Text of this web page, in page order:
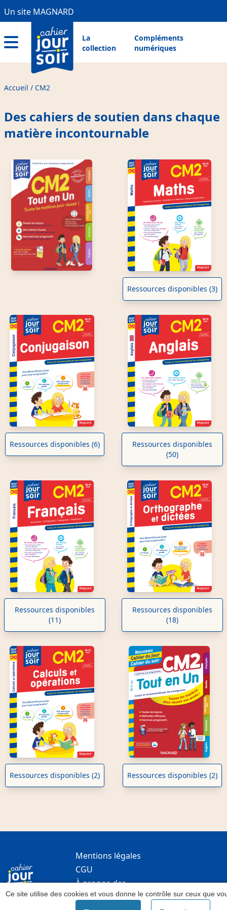
Aller
au
principal
Menu
Pre
Header
Un site MAGNARD
Menu
hamburger
Menu
principal
La
collection
Compléments
numériques
d'Ariane
Accueil CM2
Des cahiers de soutien dans chaque
matière incontournable
Ressources disponibles (3)
Ressources disponibles (6)
Ressources disponibles
(50)
Ressources disponibles
(11)
Ressources disponibles
(18)
Ressources disponibles (2) Ressources disponibles (2)
Pied
de
page
Mentions légales
CGU
À propos des
cookies
Ce site utilise des cookies et vous donne le contrôle sur ceux que